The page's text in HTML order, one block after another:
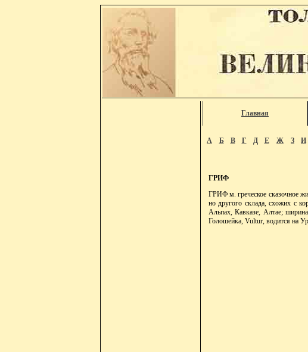
Главная
А Б В Г Д Е Ж З И
ГРИФ
ГРИФ м. греческое сказочное
но другого склада, схожих с
Альпах, Кавказе, Алтае;
Голошейка, Vultur, водится на